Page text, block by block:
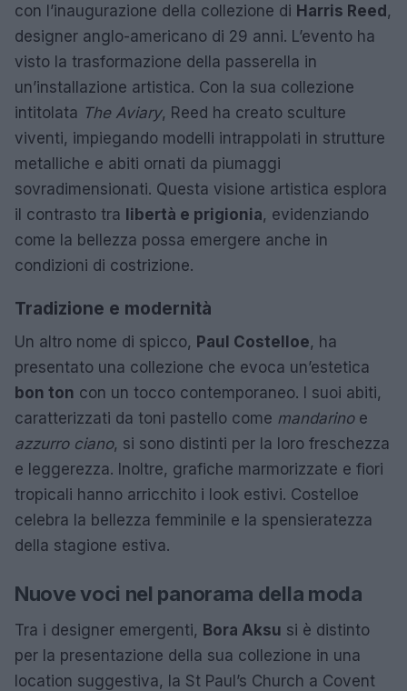
con l’inaugurazione della collezione di Harris Reed,
designer anglo-americano di 29 anni. L’evento ha
visto la trasformazione della passerella in
un’installazione artistica. Con la sua collezione
intitolata The Aviary, Reed ha creato sculture
viventi, impiegando modelli intrappolati in strutture
metalliche e abiti ornati da piumaggi
sovradimensionati. Questa visione artistica esplora
il contrasto tra libertà e prigionia, evidenziando
come la bellezza possa emergere anche in
condizioni di costrizione.
Tradizione e modernità
Un altro nome di spicco, Paul Costelloe, ha
presentato una collezione che evoca un’estetica
bon ton con un tocco contemporaneo. I suoi abiti,
caratterizzati da toni pastello come mandarinoe
azzurro ciano, si sono distinti per la loro freschezza
e leggerezza. Inoltre, grafiche marmorizzate e fiori
tropicali hanno arricchito i look estivi. Costelloe
celebra la bellezza femminile e la spensieratezza
della stagione estiva.
Nuove voci nel panorama della moda
Tra i designer emergenti, Bora Aksu si è distinto
per la presentazione della sua collezione in una
location suggestiva, la St Paul’s Church a Covent